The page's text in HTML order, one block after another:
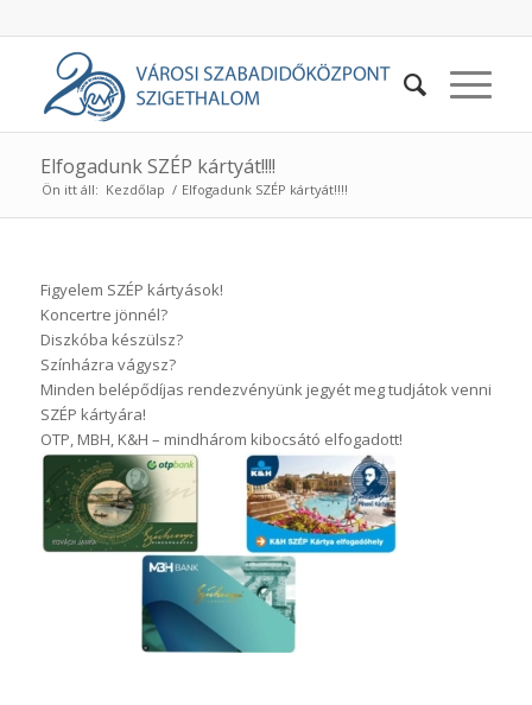
Elfogadunk SZÉP kártyát!!!!
Ön itt áll: Kezdőlap / Elfogadunk SZÉP kártyát!!!!
Figyelem SZÉP kártyások!
Koncertre jönnél?
Diszkóba készülsz?
Színházra vágysz?
Minden belépődíjas rendezvényünk jegyét meg tudjátok venni
SZÉP kártyára!
OTP, MBH, K&H – mindhárom kibocsátó elfogadott!